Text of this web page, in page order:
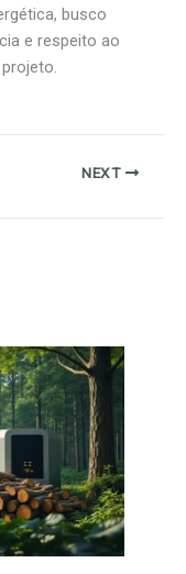
busco
e respeito ao
NEXT